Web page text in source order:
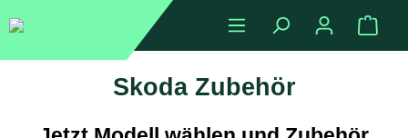
springen
Skoda Zubehör